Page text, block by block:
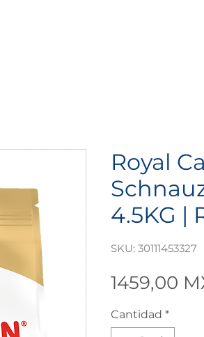
Royal
4.5KG |
SKU: 30111453327
1459,00
Cantidad *